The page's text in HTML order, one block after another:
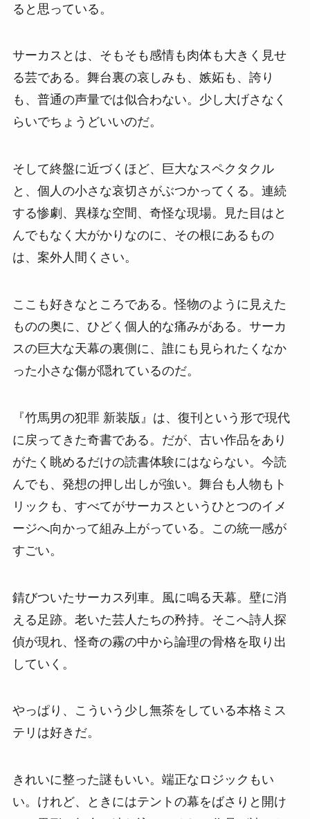
ると思っている。
サーカスとは、そもそも感情も肉体も大きく見せ
る芸である。舞台裏の哀しみも、嫉妬も、誇り
も、普通の声量では似合わない。少し大げさなく
らいでちょうどいいのだ。
そして終盤に近づくほど、巨大なスペクタクル
と、個人の小さな哀切さがぶつかってくる。連続
する惨劇、異様な空間、奇怪な現場。見た目はと
んでもなく大がかりなのに、その根にあるもの
は、案外人間くさい。
ここも好きなところである。怪物のように見えた
ものの奥に、ひどく個人的な痛みがある。サーカ
スの巨大な天幕の裏側に、誰にも見られたくなか
った小さな傷が隠れているのだ。
『竹馬男の犯罪 新装版』は、復刊という形で現代
に戻ってきた奇書である。だが、古い作品をあり
がたく眺めるだけの読書体験にはならない。今読
んでも、発想の押し出しが強い。舞台も人物もト
リックも、すべてがサーカスというひとつのイメ
ージへ向かって組み上がっている。この統一感が
すごい。
錆びついたサーカス列車。風に鳴る天幕。壁に消
える足跡。老いた芸人たちの矜持。そこへ詩人探
偵が現れ、怪奇の霧の中から論理の骨格を取り出
していく。
やっぱり、こういう少し無茶をしている本格ミス
テリは好きだ。
きれいに整った謎もいい。端正なロジックもい
い。けれど、ときにはテントの幕をばさりと開け